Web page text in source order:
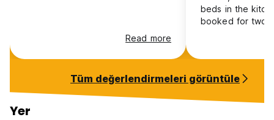
Read more
beds in the
booked for two
move to single
such as cutting
so difficult to
Tüm değerlendirmeleri görüntüle
Yer